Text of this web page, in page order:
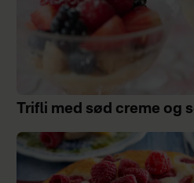
Trifli med sød creme og